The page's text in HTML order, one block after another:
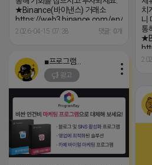
★Binance(바이낸스) 거래소
https://web3.binance.com/en/token/
★Raydium(레이디움) 거래소
https://raydium.io/launchpad/token/?
★DEXScreener(덱스스크린너)
거래소
https://dexscreener.com/solana/
2026-04-15 07:38 댓글: 0개
치
니
통
거
광고